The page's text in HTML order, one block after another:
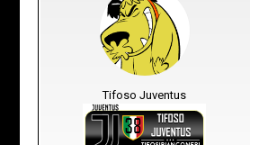
Tifoso Juventus